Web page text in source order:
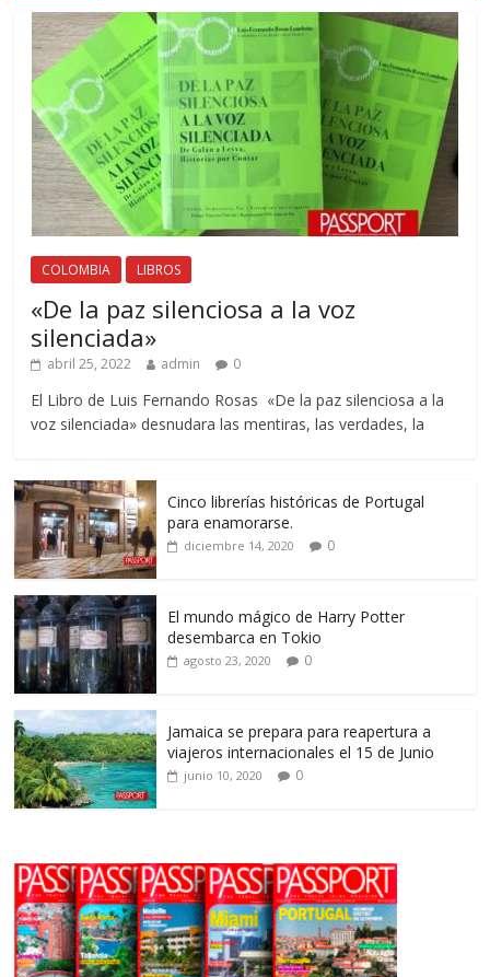
COLOMBIA LIBROS
«De la paz silenciosa a la voz
silenciada»
abril 25, 2022 admin 0
El Libro de Luis Fernando Rosas «De la paz silenciosa a la
voz silenciada» desnudara las mentiras, las verdades, la
Cinco librerías históricas de Portugal
para enamorarse.
diciembre 14, 2020 0
El mundo mágico de Harry Potter
desembarca en Tokio
agosto 23, 2020 0
Jamaica se prepara para reapertura a
viajeros internacionales el 15 de Junio
junio 10, 2020 0